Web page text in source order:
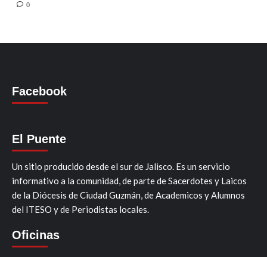
0
Facebook
El Puente
Un sitio producido desde el sur de Jalisco. Es un servicio
informativo a la comunidad, de parte de Sacerdotes y Laicos
de la Diócesis de Ciudad Guzmán, de Academicos y Alumnos
del ITESO y de Periodistas locales.
Oficinas